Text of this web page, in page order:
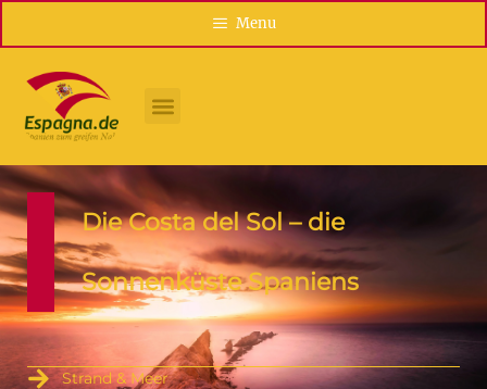
Menu
Die Costa del Sol – die
Sonnenküste Spaniens
Strand & Meer